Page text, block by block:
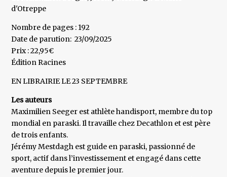
d'Otreppe
Nombre de pages : 192
Date de parution: 23/09/2025
Prix : 22,95€
Édition Racines
​EN LIBRAIRIE LE 23 SEPTEMBRE
Les auteurs
Maximilien Seeger est athlète handisport, membre du top
mondial en paraski. Il travaille chez Decathlon et est père
de trois enfants.
Jérémy Mestdagh est guide en paraski, passionné de
sport, actif dans l’investissement et engagé dans cette
aventure depuis le premier jour.